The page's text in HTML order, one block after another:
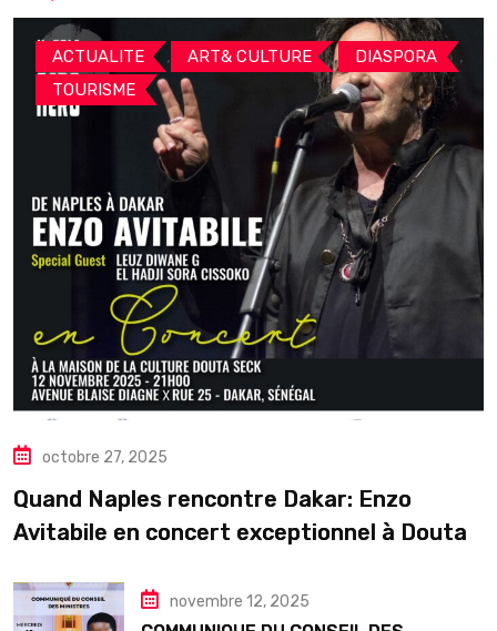
ACTUALITE , ART& CULTURE , DIASPORA ,
TOURISME
octobre 27, 2025
Quand Naples rencontre Dakar: Enzo
Avitabile en concert exceptionnel à Douta
novembre 12, 2025